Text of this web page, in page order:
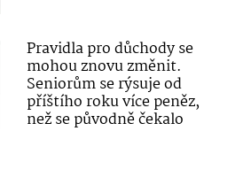
Pravidla pro důchody se
mohou znovu změnit.
Seniorům se rýsuje od
příštího roku více peněz,
než se původně čekalo